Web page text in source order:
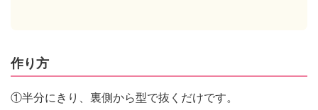
作り方
①半分にきり、裏側から型で抜くだけです。